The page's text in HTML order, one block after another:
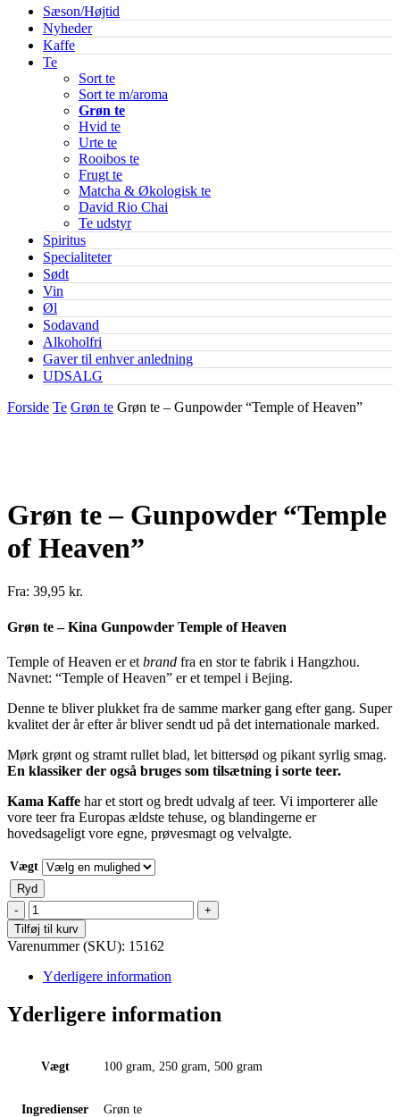
Sæson/Højtid
Nyheder
Kaffe
Te
Sort te
Sort te m/aroma
Grøn te
Hvid te
Urte te
Rooibos te
Frugt te
Matcha & Økologisk te
David Rio Chai
Te udstyr
Spiritus
Specialiteter
Sødt
Vin
Øl
Sodavand
Alkoholfri
Gaver til enhver anledning
UDSALG
Forside Te Grøn te Grøn te – Gunpowder “Temple of Heaven”
Grøn te – Gunpowder “Temple
of Heaven”
Fra: 39,95 kr.
Grøn te – Kina Gunpowder Temple of Heaven
Temple of Heaven er et brand fra en stor te fabrik i Hangzhou.
Navnet: “Temple of Heaven” er et tempel i Bejing.
Denne te bliver plukket fra de samme marker gang efter gang. Super
kvalitet der år efter år bliver sendt ud på det internationale marked.
Mørk grønt og stramt rullet blad, let bittersød og pikant syrlig smag.
En klassiker der også bruges som tilsætning i sorte teer.
Kama Kaffe har et stort og bredt udvalg af teer. Vi importerer alle
vore teer fra Europas ældste tehuse, og blandingerne er
hovedsageligt vore egne, prøvesmagt og velvalgte.
Vægt
Ryd
Grøn
te
-
Gunpowder
"Temple
Heaven"
antal
Tilføj til kurv
Varenummer (SKU): 15162
Yderligere information
Yderligere information
Vægt 100 gram, 250 gram, 500 gram
Ingredienser Grøn te